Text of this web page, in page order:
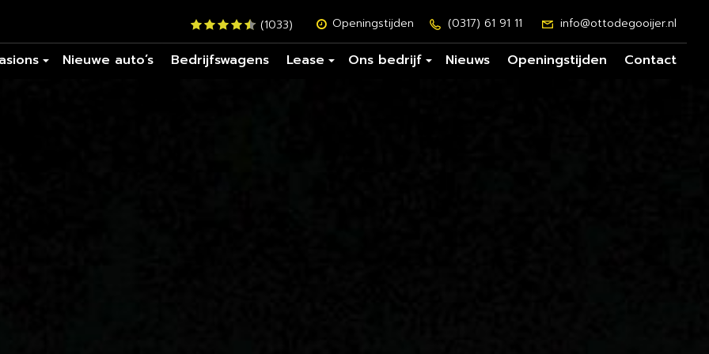
(1033) Openingstijden (0317) 61 91 11 info@ottodegooijer.nl
Nieuwe auto’s Bedrijfswagens Lease Ons bedrijf Nieuws Openingstijden Contact